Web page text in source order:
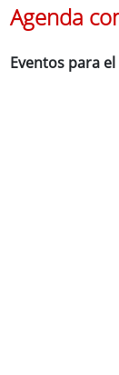
Agenda
Eventos para